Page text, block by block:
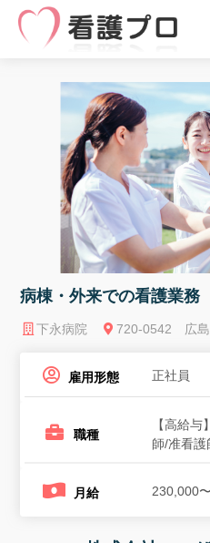
病棟・外来での看護業務
下永病院 720-0542 広島
雇用形態 正社員
職種
【高給
師/准看護
月給 230,000